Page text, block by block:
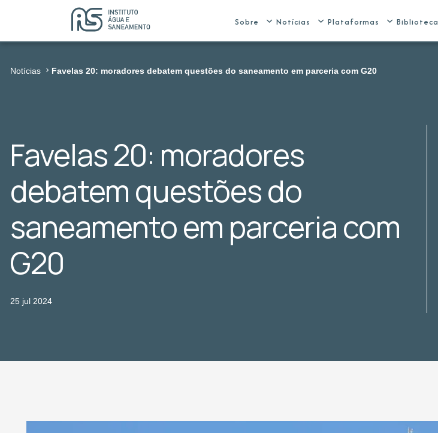
Sobre Notícias Plataformas Biblioteca
Notícias Favelas 20: moradores debatem questões do saneamento em parceria com G20
Favelas 20: moradores
debatem questões do
saneamento em parceria com
G20
25 jul 2024